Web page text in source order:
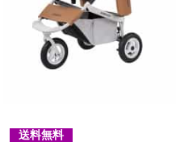
送料無料